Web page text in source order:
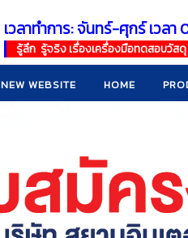
เวลาทำการ: จันทร์-ศุกร์ เวล
รู้ลึก รู้จริง เรื่องเครื่องมือทดสอบวัส
NEW WEBSITE HOME